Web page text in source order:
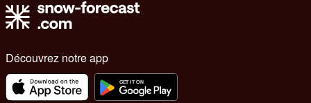
Découvrez notre app